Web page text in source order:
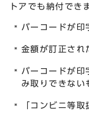
トアでも納付でき
バーコードが印
金額が訂正され
バーコードが印
み取りできない
「コンビニ等